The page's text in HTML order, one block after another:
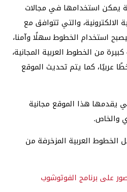
يمكن استخدامها في مجالات
الالكترونية، والتي تتوافق مع
استخدام الخطوط سهلًا وآمنا،
من الخطوط العربية المجانية،
يزيد عدها عن ١٤٠ خطًا عربيًا، كما يتم تحديث الموقع
يقدمها هذا الموقع مجانية
والخاص.
الخطوط العربية المزخرفة من
على برنامج الفوتوشوب